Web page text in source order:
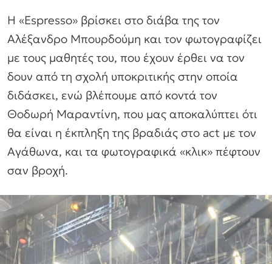
Η «Εspresso» βρίσκει στο διάβα της τον
Αλέξανδρο Μπουρδούμη και τον φωτογραφίζει
με τους μαθητές του, που έχουν έρθει να τον
δουν από τη σχολή υποκριτικής στην οποία
διδάσκει, ενώ βλέπουμε από κοντά τον
Θοδωρή Μαραντίνη, που μας αποκαλύπτει ότι
θα είναι η έκπληξη της βραδιάς στο act με τον
Αγάθωνα, και τα φωτογραφικά «κλικ» πέφτουν
σαν βροχή.